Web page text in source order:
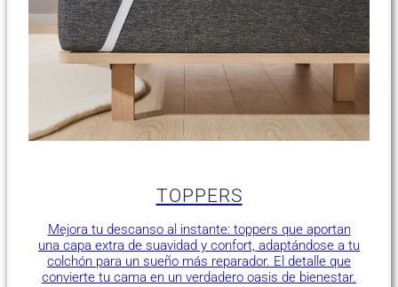
TOPPERS
Mejora tu descanso al instante: toppers que aportan
una capa extra de suavidad y confort, adaptándose a tu
colchón para un sueño más reparador. El detalle que
convierte tu cama en un verdadero oasis de bienestar.